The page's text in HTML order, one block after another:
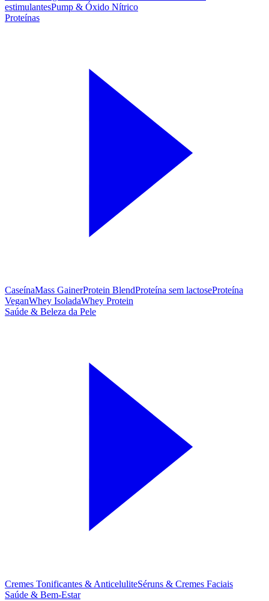
estimulantesPump & Óxido Nítrico
Proteínas
CaseínaMass GainerProtein BlendProteína sem lactoseProteína
VeganWhey IsoladaWhey Protein
Saúde & Beleza da Pele
Cremes Tonificantes & AnticeluliteSéruns & Cremes Faciais
Saúde & Bem-Estar